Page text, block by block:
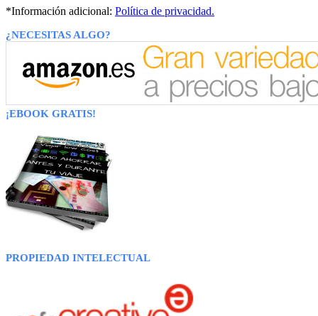
*Información adicional: Política de privacidad.
¿NECESITAS ALGO?
¡EBOOK GRATIS!
PROPIEDAD INTELECTUAL